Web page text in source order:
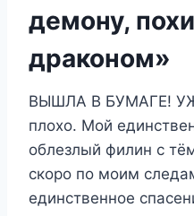
демону,
драконом»
ВЫШЛА В БУМАГЕ!
плохо. Мой
облезлый филин с
скоро по моим
единственное